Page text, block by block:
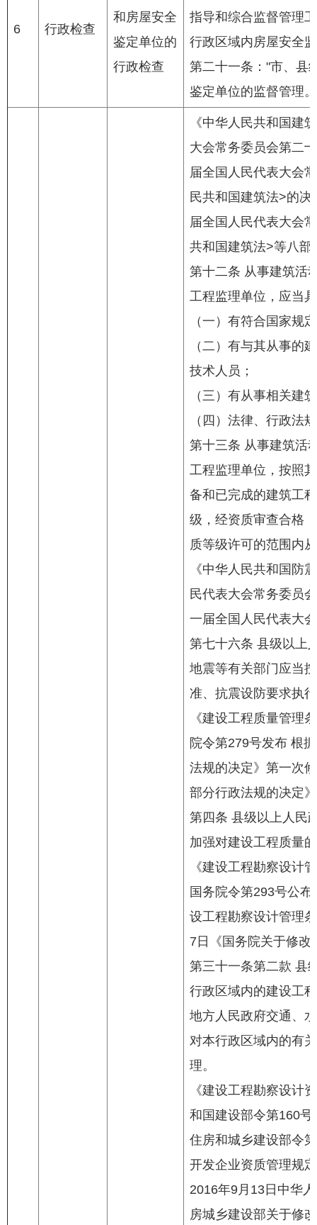
6 行政检查
和房屋安全
鉴定单位的
行政检查
指导和综合监督管理
行政区域内房屋安全
第二十一条："市、县
鉴定单位的监督管理
《中华人民共和国建
大会常务委员会第二
届全国人民代表大会
民共和国建筑法>的
届全国人民代表大会
共和国建筑法>等八
第十二条 从事建筑活
工程监理单位，应当
（一）有符合国家规
（二）有与其从事的
技术人员；
（三）有从事相关建
（四）法律、行政法
第十三条 从事建筑活
工程监理单位，按照
备和已完成的建筑工
级，经资质审查合格
质等级许可的范围内
《中华人民共和国防
民代表大会常务委员
一届全国人民代表大
第七十六条 县级以上
地震等有关部门应当
准、抗震设防要求执
《建设工程质量管理
院令第279号发布 根
法规的决定》第一次
部分行政法规的决定
第四条 县级以上人民
加强对建设工程质量
《建设工程勘察设计
国务院令第293号公
设工程勘察设计管理
7日《国务院关于修改
第三十一条第二款 县
行政区域内的建设工
地方人民政府交通、
对本行政区域内的有
理。
《建设工程勘察设计
和国建设部令第160
住房和城乡建设部令
开发企业资质管理规
2016年9月13日中华
房城乡建设部关于修